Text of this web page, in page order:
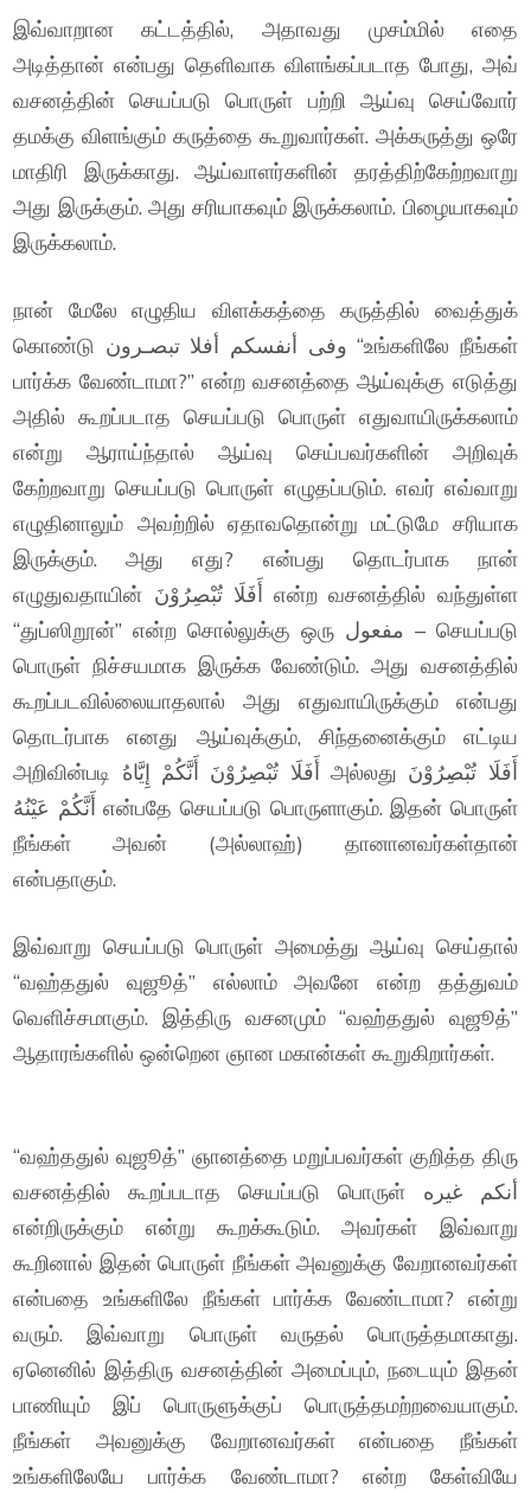
இவ்வாறான கட்டத்தில், அதாவது முசம்மில் எதை
அடித்தான் என்பது தெளிவாக விளங்கப்படாத போது, அவ்
வசனத்தின் செயப்படு பொருள் பற்றி ஆய்வு செய்வோர்
தமக்கு விளங்கும் கருத்தை கூறுவார்கள். அக்கருத்து ஒரே
மாதிரி இருக்காது. ஆய்வாளர்களின் தரத்திற்கேற்றவாறு
அது இருக்கும். அது சரியாகவும் இருக்கலாம். பிழையாகவும்
இருக்கலாம்.
நான் மேலே எழுதிய விளக்கத்தை கருத்தில் வைத்துக்
கொண்டு وفى أنفسكم أفلا تبصـرون “உங்களிலே நீங்கள்
பார்க்க வேண்டாமா?” என்ற வசனத்தை ஆய்வுக்கு எடுத்து
அதில் கூறப்படாத செயப்படு பொருள் எதுவாயிருக்கலாம்
என்று ஆராய்ந்தால் ஆய்வு செய்பவர்களின் அறிவுக்
கேற்றவாறு செயப்படு பொருள் எழுதப்படும். எவர் எவ்வாறு
எழுதினாலும் அவற்றில் ஏதாவதொன்று மட்டுமே சரியாக
இருக்கும். அது எது? என்பது தொடர்பாக நான்
எழுதுவதாயின் أَفَلَا تُبْصِرُوْنَ என்ற வசனத்தில் வந்துள்ள
“துப்ஸிறூன்” என்ற சொல்லுக்கு ஒரு مفعول – செயப்படு
பொருள் நிச்சயமாக இருக்க வேண்டும். அது வசனத்தில்
கூறப்படவில்லையாதலால் அது எதுவாயிருக்கும் என்பது
தொடர்பாக எனது ஆய்வுக்கும், சிந்தனைக்கும் எட்டிய
அறிவின்படி أَفَلَا تُبْصِرُوْنَ أَنَّكُمْ إِيَّاهُ அல்லது أَفَلَا تُبْصِرُوْنَ
أَنَّكُمْ عَيْنُهُ என்பதே செயப்படு பொருளாகும். இதன் பொருள்
நீங்கள் அவன் (அல்லாஹ்) தானானவர்கள்தான்
என்பதாகும்.
இவ்வாறு செயப்படு பொருள் அமைத்து ஆய்வு செய்தால்
“வஹ்ததுல் வுஜூத்” எல்லாம் அவனே என்ற தத்துவம்
வெளிச்சமாகும். இத்திரு வசனமும் “வஹ்ததுல் வுஜூத்”
ஆதாரங்களில் ஒன்றென ஞான மகான்கள் கூறுகிறார்கள்.
“வஹ்ததுல் வுஜூத்” ஞானத்தை மறுப்பவர்கள் குறித்த திரு
வசனத்தில் கூறப்படாத செயப்படு பொருள் أنكم غيره
என்றிருக்கும் என்று கூறக்கூடும். அவர்கள் இவ்வாறு
கூறினால் இதன் பொருள் நீங்கள் அவனுக்கு வேறானவர்கள்
என்பதை உங்களிலே நீங்கள் பார்க்க வேண்டாமா? என்று
வரும். இவ்வாறு பொருள் வருதல் பொருத்தமாகாது.
ஏனெனில் இத்திரு வசனத்தின் அமைப்பும், நடையும் இதன்
பாணியும் இப் பொருளுக்குப் பொருத்தமற்றவையாகும்.
நீங்கள் அவனுக்கு வேறானவர்கள் என்பதை நீங்கள்
உங்களிலேயே பார்க்க வேண்டாமா? என்ற கேள்வியே